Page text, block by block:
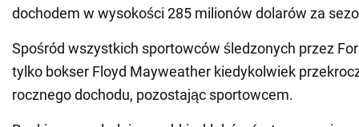
dochodem w wysokości 285 milionów dolarów za
Spośród wszystkich sportowców śledzonych przez
tylko bokser Floyd Mayweather kiedykolwiek
rocznego dochodu, pozostając sportowcem.